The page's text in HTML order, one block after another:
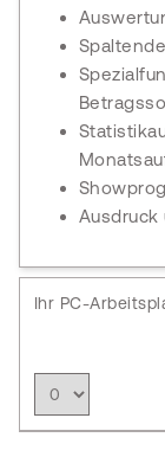
Ausdruck
Ihr PC-